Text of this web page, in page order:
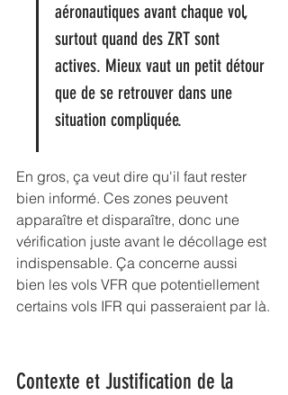
aéronautiques avant chaque vol,
surtout quand des ZRT sont
actives. Mieux vaut un petit détour
que de se retrouver dans une
situation compliquée.
En gros, ça veut dire qu'il faut rester
bien informé. Ces zones peuvent
apparaître et disparaître, donc une
vérification juste avant le décollage est
indispensable. Ça concerne aussi
bien les vols VFR que potentiellement
certains vols IFR qui passeraient par là.
Contexte et Justification de la